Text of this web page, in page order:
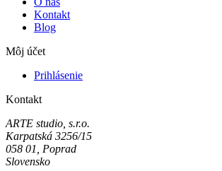
Kontakt
Blog
Môj účet
Prihlásenie
Kontakt
ARTE studio, s.r.o.
Karpatská 3256/15
058 01, Poprad
Slovensko